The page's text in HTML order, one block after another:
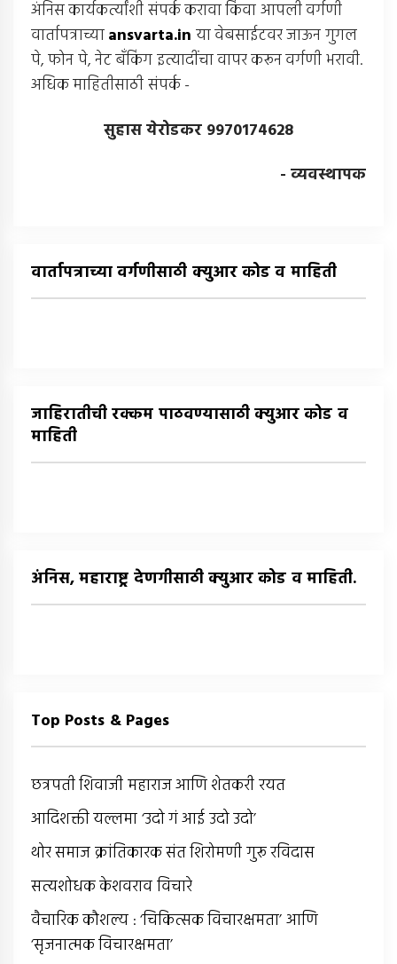
अंनिस कार्यकर्त्यांशी संपर्क करावा किंवा आपली वर्गणी
वार्तापत्राच्याansvarta.in या वेबसाईटवर जाऊन गुगल
पे, फोन पे, नेट बँकिंग इत्यादींचा वापर करून वर्गणी भरावी.
अधिक माहितीसाठी संपर्क -
सुहास येरोडकर 9970174628
- व्यवस्थापक
वार्तापत्राच्या वर्गणीसाठी क्युआर कोड व माहिती
जाहिरातीची रक्कम पाठवण्यासाठी क्युआर कोड व
माहिती
अंनिस, महाराष्ट्र देणगीसाठी क्युआर कोड व माहिती.
Top Posts & Pages
छत्रपती शिवाजी महाराज आणि शेतकरी रयत
आदिशक्ती यल्लमा ‘उदो गं आई उदो उदो’
थोर समाज क्रांतिकारक संत शिरोमणी गुरू रविदास
सत्यशोधक केशवराव विचारे
वैचारिक कौशल्य : ‘चिकित्सक विचारक्षमता’ आणि
‘सृजनात्मक विचारक्षमता’